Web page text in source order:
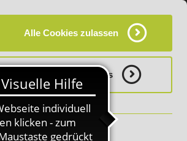
zeigen
Alle Cookies zulassen
Notwenige Cookies
FRAGEN (FAQ) CAMPUS
20% Rabatt bis 03.09.2026 -